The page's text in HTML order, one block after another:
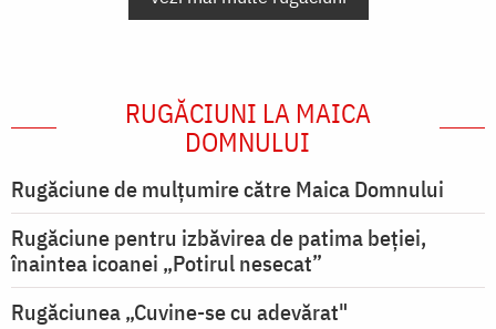
RUGĂCIUNI LA MAICA
DOMNULUI
Rugăciune de mulţumire către Maica Domnului
Rugăciune pentru izbăvirea de patima beției,
înaintea icoanei „Potirul nesecat”
Rugăciunea „Cuvine-se cu adevărat"